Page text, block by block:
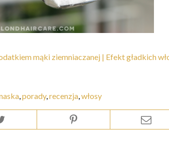
mąki ziemniaczanej | Efekt gładkich
porady, recenzja włosy